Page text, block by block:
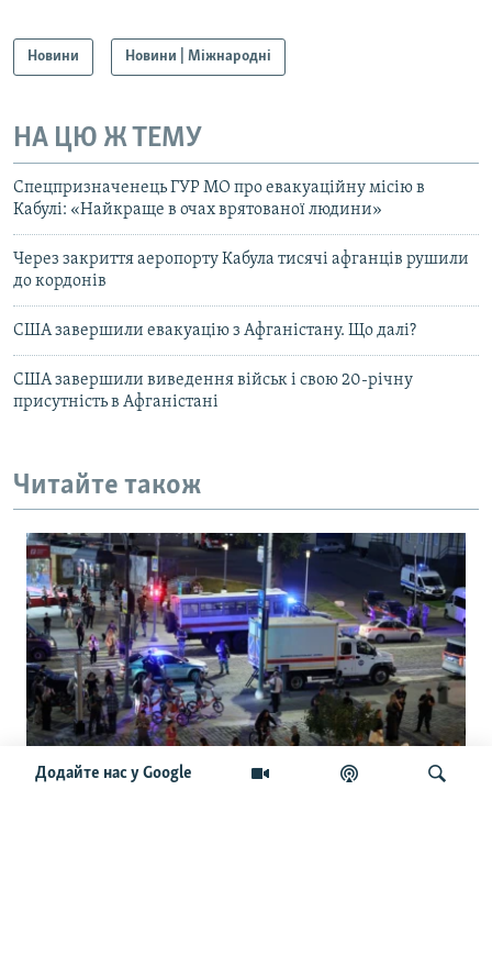
Додайте нас у Google
Новини Новини | Міжнародні
НА ЦЮ Ж ТЕМУ
Спецпризначенець ГУР МО про евакуаційну місію в
Кабулі: «Найкраще в очах врятованої людини»
Через закриття аеропорту Кабула тисячі афганців рушили
до кордонів
США завершили евакуацію з Афганістану. Що далі?
США завершили виведення військ і свою 20-річну
присутність в Афганістані
Читайте також